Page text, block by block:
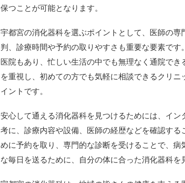
保つことが可能となります。
宇都宮の消化器科を選ぶポイントとして、医師の
判、診療時間や予約の取りやすさも重要な要素で
医院もあり、忙しい生活の中でも無理なく通院で
を重視し、初めての方でも気軽に相談できるクリ
イントです。
安心して通える消化器科を見つけるためには、イ
考に、診療内容や設備、医師の経歴などを確認す
めに予約を取り、専門的な診断を受けることで、
な毎日を送るために、自分の体に合った消化器科を